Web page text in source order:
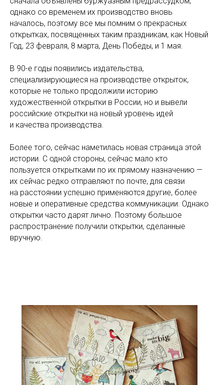
однако со временем их производство вновь
началось, поэтому все мы помним о прекрасных
открытках, посвященных таким праздникам, как Новый
Год, 23 февраля, 8 марта, День Победы, и 1 мая.
В 90-е годы появились издательства,
специализирующиеся на производстве открыток,
которые не только продолжили историю
художественной открытки в России, но и вывели
российские открытки на новый уровень идей
и качества производства.
Более того, сейчас наметилась новая страница этой
истории. С одной стороны, сейчас мало кто
пользуется открытками по их прямому назначению —
их сейчас редко отправляют по почте, для связи
на расстоянии успешно применяются другие, более
новые и оперативные средства коммуникации. Однако
открытки часто дарят лично. Поэтому большое
распространение получили открытки, сделанные
вручную.